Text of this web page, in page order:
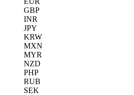
GBP
INR
JPY
KRW
MXN
MYR
NZD
PHP
RUB
SEK